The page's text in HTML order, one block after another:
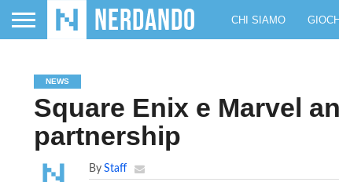
CHI SIAMO
NEWS
Square Enix e Marvel
partnership
By Staff